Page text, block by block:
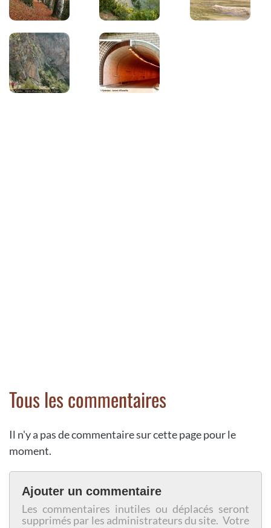
Tous les commentaires
Il n'y a pas de commentaire sur cette page pour le
moment.
Ajouter un commentaire
Les commentaires inutiles ou déplacés seront
supprimés par les administrateurs du site. Votre